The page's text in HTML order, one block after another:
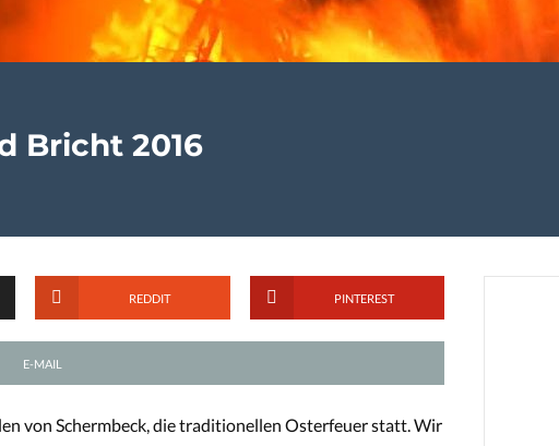
Bricht 2016
REDDIT PINTEREST
E-MAIL
von Schermbeck, die traditionellen Osterfeuer statt. Wir